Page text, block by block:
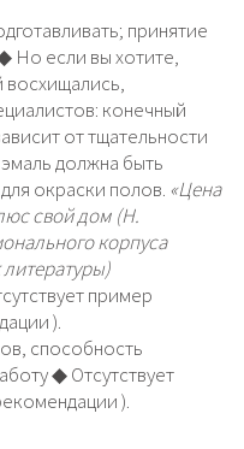
принятие
Но если вы хотите,
восхищались,
конечный
от тщательности
должна быть
окраски полов. «Цена
свой дом (Н.
корпуса
пример
).
способность
◆ Отсутствует
).